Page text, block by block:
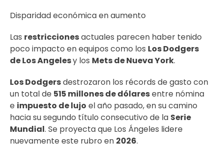
Disparidad económica en aumento
Las restriccionesactuales parecen haber tenido
poco impacto en equipos como los Los Dodgers
de Los Angelesy los Mets de Nueva York.
Los Dodgersdestrozaron los récords de gasto con
un total de 515 millones de dólaresentre nómina
e impuesto de lujo el año pasado, en su camino
hacia su segundo título consecutivo de la Serie
Mundial. Se proyecta que Los Ángeles lidere
nuevamente este rubro en 2026.